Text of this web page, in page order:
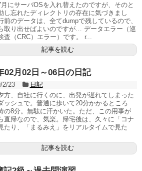
にサーバOSを入れ替えたのですが、そのと
し忘れたディレクトリの存在に気づきまし
前のデータは、全てdumpで残しているので、
取り出せばよいのですが… データエラー（巡
査（CRC）エラー）です。 r...
記事を読む
02月02日～06日の日記
2/23
日記
方、自社に行くのに、出発が遅れてしまった
ッシュで。普通に歩いて20分かかるところ
の8分。無駄に汗かいた。ただ、この用事が
直帰なので、気楽。帰宅後は、久々に「コナ
たり、「まるみえ」をリアルタイムで見た
記事を読む